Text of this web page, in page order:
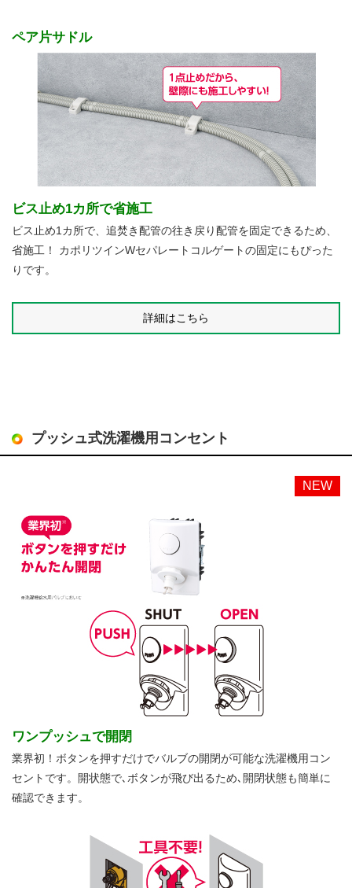
ペア片サドル
ビス止め1カ所で省施工
ビス止め1カ所で、追焚き配管の往き戻り配管を固定できるため、
省施工！ カポリツインWセパレートコルゲートの固定にもぴった
りです。
詳細はこちら
プッシュ式洗濯機用コンセント
ワンプッシュで開閉
業界初！ボタンを押すだけでバルブの開閉が可能な洗濯機用コン
セントです。開状態で､ボタンが飛び出るため､開閉状態も簡単に
確認できます。